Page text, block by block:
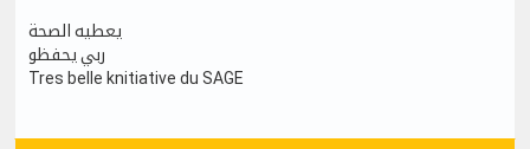
يعطيه الصحة
ربي يحفظو
Tres belle knitiative du SAGE